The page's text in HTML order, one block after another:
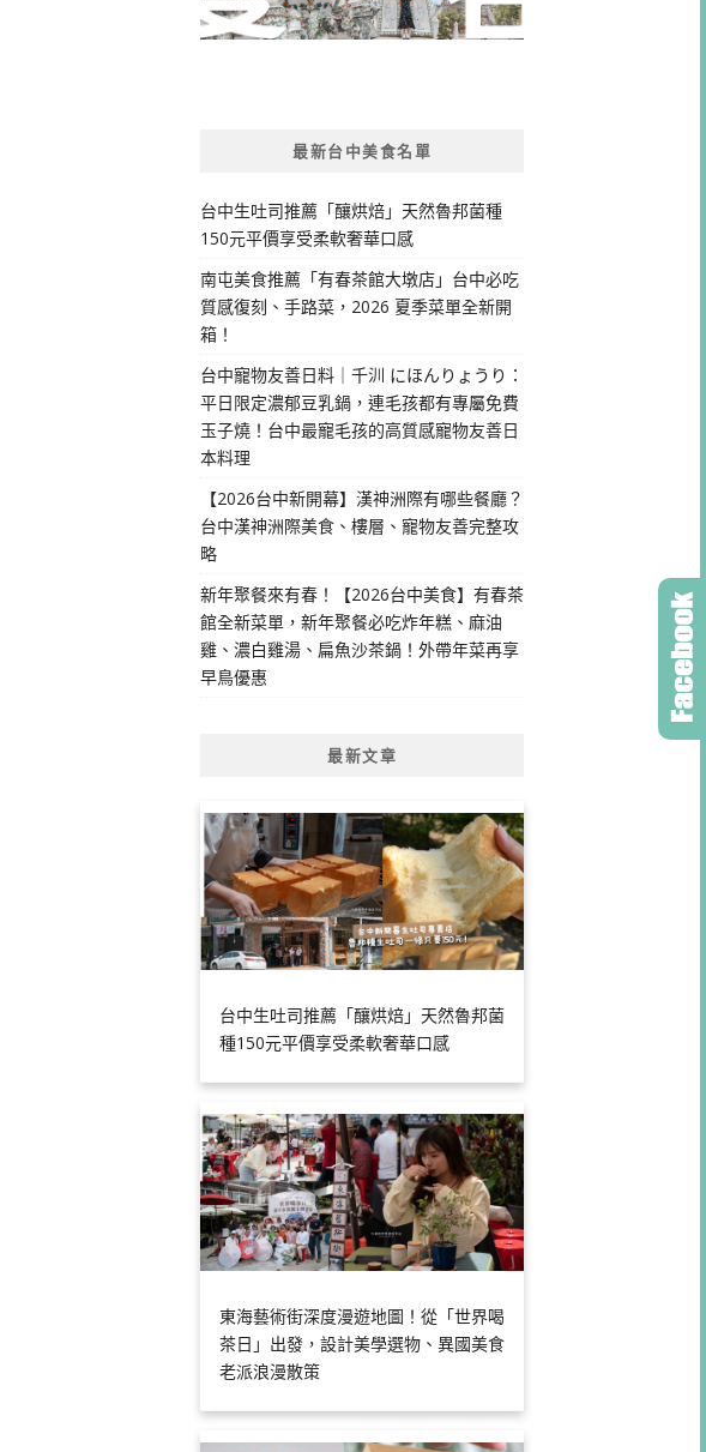
最新台中美食名單
台中生吐司推薦「釀烘焙」天然魯邦菌種
150元平價享受柔軟奢華口感
南屯美食推薦「有春茶館大墩店」台中必吃
質感復刻、手路菜，2026 夏季菜單全新開
箱！
台中寵物友善日料｜千汌 にほんりょうり：
平日限定濃郁豆乳鍋，連毛孩都有專屬免費
玉子燒！台中最寵毛孩的高質感寵物友善日
本料理
【2026台中新開幕】漢神洲際有哪些餐廳？
台中漢神洲際美食、樓層、寵物友善完整攻
略
新年聚餐來有春！【2026台中美食】有春茶
館全新菜單，新年聚餐必吃炸年糕、麻油
雞、濃白雞湯、扁魚沙茶鍋！外帶年菜再享
早鳥優惠
最新文章
台中生吐司推薦「釀烘焙」天然魯邦菌
種150元平價享受柔軟奢華口感
東海藝術街深度漫遊地圖！從「世界喝
茶日」出發，設計美學選物、異國美食
老派浪漫散策